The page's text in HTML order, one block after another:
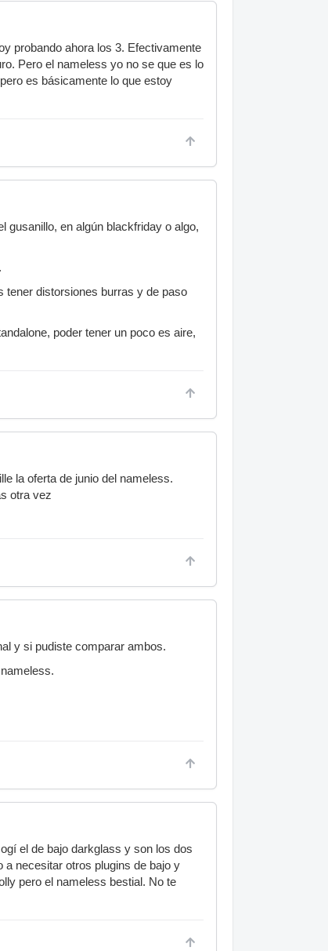
probando ahora los 3. Efectivamente
Pero el nameless yo no se que es lo
es básicamente lo que estoy
gusanillo, en algún blackfriday o algo,
tener distorsiones burras y de paso
poder tener un poco es aire,
la oferta de junio del nameless.
otra vez
y si pudiste comparar ambos.
el de bajo darkglass y son los dos
a necesitar otros plugins de bajo y
pero el nameless bestial. No te